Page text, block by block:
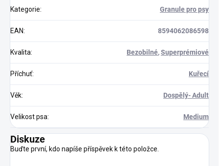
Kategorie: Granule pro psy
EAN: 8594062086598
Kvalita: Bezobilné,Superprémiové
Příchuť: Kuřecí
Věk: Dospělý- Adult
Velikost psa: Medium
Diskuze
Buďte první, kdo napíše příspěvek k této položce.